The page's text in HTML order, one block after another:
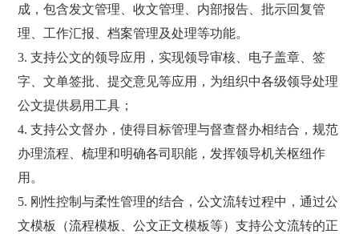
成，包含发文管理、收文管理、内部报告、批示回复管
理、工作汇报、档案管理及处理等功能。
3. 支持公文的领导应用，实现领导审核、电子盖章、签
字、文单签批、提交意见等应用，为组织中各级领导处理
公文提供易用工具；
4. 支持公文督办，使得目标管理与督查督办相结合，规范
办理流程、梳理和明确各司职能，发挥领导机关枢纽作
用。
5. 刚性控制与柔性管理的结合，公文流转过程中，通过公
文模板（流程模板、公文正文模板等）支持公文流转的正